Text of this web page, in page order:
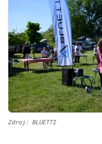
Zdroj: BLUETTI